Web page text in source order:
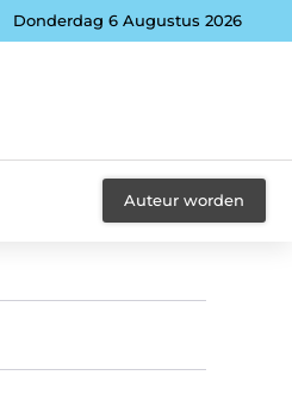
Donderdag 6 Augustus 2026
Auteur worden